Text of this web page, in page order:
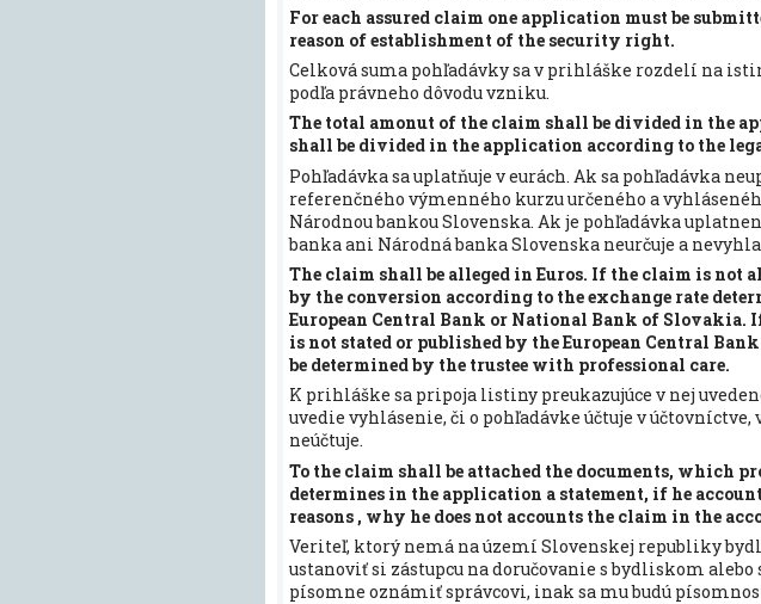
For each assured claim one application must be
reason of establishment of the security right.
Celková suma pohľadávky sa v prihláške rozdelí na
podľa právneho dôvodu vzniku.
The total amonut of the claim shall be divided in the
shall be divided in the application according to the
Pohľadávka sa uplatňuje v eurách. Ak sa pohľadávka
referenčného výmenného kurzu určeného a
Národnou bankou Slovenska. Ak je pohľadávka
banka ani Národná banka Slovenska neurčuje a
The claim shall be alleged in Euros. If the claim is not
by the conversion according to the exchange rate
European Central Bank or National Bank of Slovakia.
is not stated or published by the European Central
be determined by the trustee with professional care.
K prihláške sa pripoja listiny preukazujúce v nej
uvedie vyhlásenie, či o pohľadávke účtuje v
neúčtuje.
To the claim shall be attached the documents, which
determines in the application a statement, if he
reasons , why he does not accounts the claim in the
Veriteľ, ktorý nemá na území Slovenskej republiky
ustanoviť si zástupcu na doručovanie s bydliskom
písomne oznámiť správcovi, inak sa mu budú